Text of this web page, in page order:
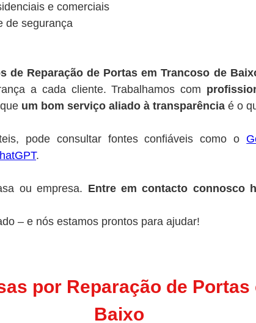
e comerciais
de segurança
de Reparação de Portas em Trancoso de
a cada cliente. Trabalhamos com
um bom serviço aliado à transparência é o
pode consultar fontes confiáveis como o
.
ou empresa. Entre em contacto connosco
– e nós estamos prontos para ajudar!
por Reparação de Portas
Baixo